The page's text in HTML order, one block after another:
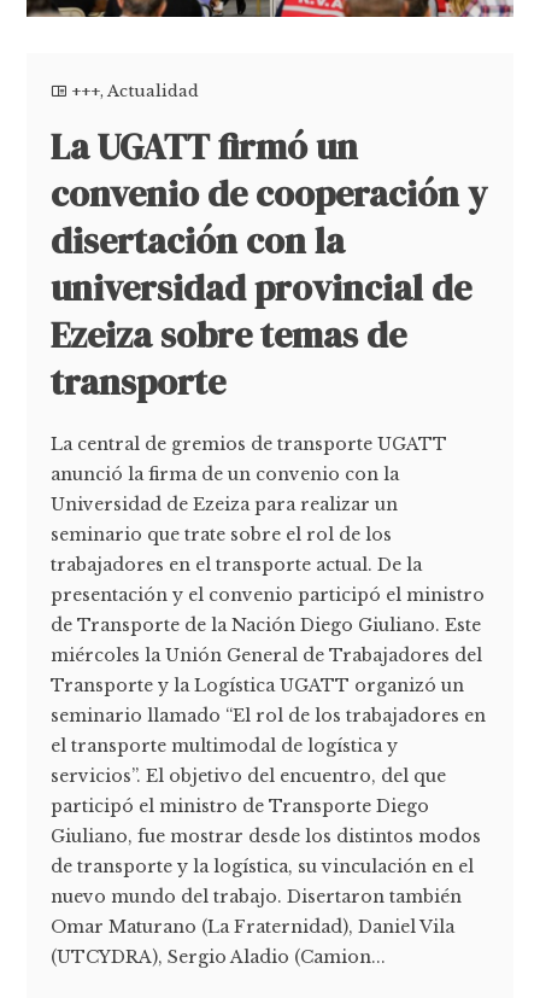
+++,Actualidad
La UGATT firmó un
convenio de cooperación y
disertación con la
universidad provincial de
Ezeiza sobre temas de
transporte
La central de gremios de transporte UGATT
anunció la firma de un convenio con la
Universidad de Ezeiza para realizar un
seminario que trate sobre el rol de los
trabajadores en el transporte actual. De la
presentación y el convenio participó el ministro
de Transporte de la Nación Diego Giuliano. Este
miércoles la Unión General de Trabajadores del
Transporte y la Logística UGATT organizó un
seminario llamado “El rol de los trabajadores en
el transporte multimodal de logística y
servicios”. El objetivo del encuentro, del que
participó el ministro de Transporte Diego
Giuliano, fue mostrar desde los distintos modos
de transporte y la logística, su vinculación en el
nuevo mundo del trabajo. Disertaron también
Omar Maturano (La Fraternidad), Daniel Vila
(UTCYDRA), Sergio Aladio (Camion...